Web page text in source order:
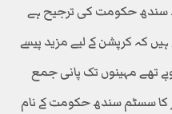
کہا کہ سندھ حکومت کی ترجیح ہے
کہ کرپشن کے لیے مزید پیسے
لوگ ڈوبے تھے مہینوں تک پانی جمع
کا سسٹم سندھ حکومت کے نام